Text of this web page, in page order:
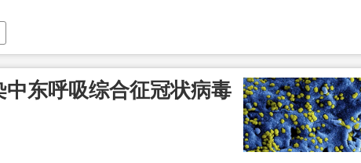
东呼吸综合征冠状病毒